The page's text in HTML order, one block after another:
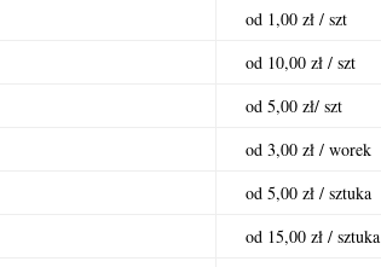
od 1,00 zł / szt
od 10,00 zł / szt
od 5,00 zł/ szt
od 3,00 zł / worek
od 5,00 zł / sztuka
od 15,00 zł / sztuka